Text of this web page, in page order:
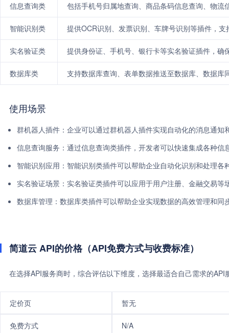
信息查询类 包括手机号归属地查询、商品条码信息查询、物
智能识别类 提供OCR识别、发票识别、车牌号识别等插件，
实名验证类 提供身份证、手机号、银行卡等实名验证插件，确
数据库类 支持数据库查询、表单数据推送至数据库、数据
使用场景
群机器人插件：企业可以通过群机器人插件实现自动化的消息通知
信息查询服务：通过信息查询类插件，开发者可以快速集成各种
智能识别应用：智能识别类插件可以帮助企业自动化识别和处理各
实名验证场景：实名验证类插件可以应用于用户注册、金融交易等
数据库管理：数据库类插件可以帮助企业实现数据的高效管理和同
简道云 API的价格（API免费方式与收费标准）
在选择API服务商时，综合评估以下维度，选择最适合自己需求的
定价页 暂无
免费方式 N/A